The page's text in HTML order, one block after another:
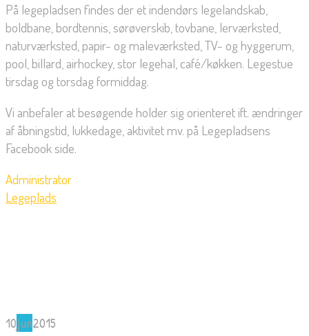
På legepladsen findes der et indendørs legelandskab,
boldbane, bordtennis, sørøverskib, tovbane, lerværksted,
naturværksted, papir- og maleværksted, TV- og hyggerum,
pool, billard, airhockey, stor legehal, café/køkken. Legestue
tirsdag og torsdag formiddag.
Vi anbefaler at besøgende holder sig orienteret ift. ændringer
af åbningstid, lukkedage, aktivitet mv. på Legepladsens
Facebook side.
Administrator
Legeplads
10jun2015